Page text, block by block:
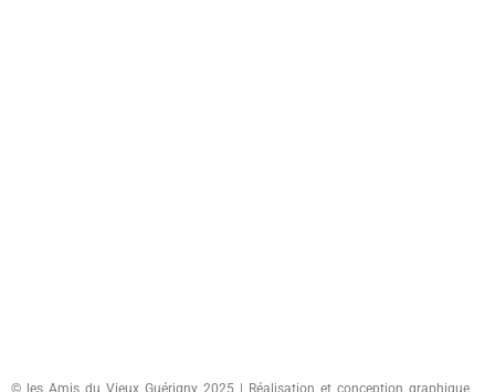
© les Amis du Vieux Guérigny 2025 | Réalisation et conception graphique